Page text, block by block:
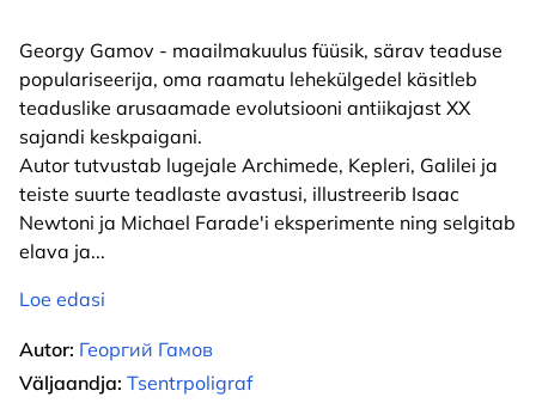
Georgy Gamov - maailmakuulus füüsik, särav teaduse
populariseerija, oma raamatu lehekülgedel käsitleb
teaduslike arusaamade evolutsiooni antiikajast XX
sajandi keskpaigani.
Autor tutvustab lugejale Archimede, Kepleri, Galilei ja
teiste suurte teadlaste avastusi, illustreerib Isaac
Newtoni ja Michael Farade'i eksperimente ning selgitab
elava ja...
Loe edasi
Autor: Георгий Гамов
Väljaandja: Tsentrpoligraf